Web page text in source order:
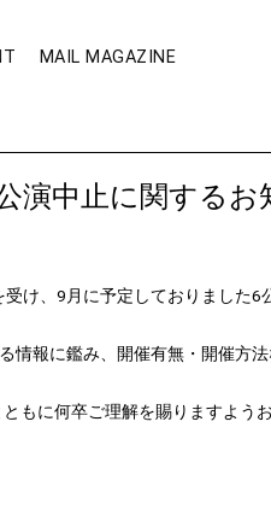
MAIL MAGAZINE
演中止に関するお
け、9月に予定しておりました
報に鑑み、開催有無・開催方
もに何卒ご理解を賜りますよう